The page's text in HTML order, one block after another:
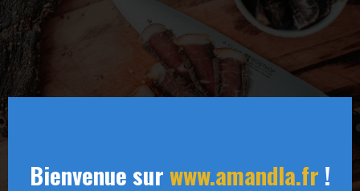
Bienvenue surwww.amandla.fr !